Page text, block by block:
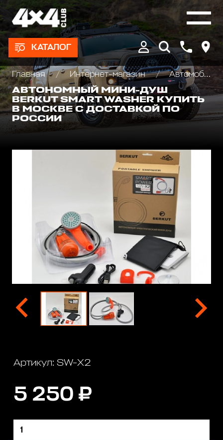
КАТАЛОГ
Главная Интернет-магазин
Автомобильные палатки, Туризм и отдых
АВТОНОМНЫЙ МИНИ-ДУШ
BERKUT SMART WASHER КУПИТЬ
В МОСКВЕ С ДОСТАВКОЙ ПО
РОССИИ
Артикул: SW-X2
5 250 ₽